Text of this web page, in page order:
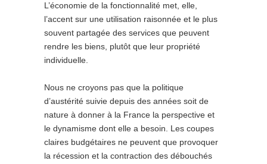
L’économie de la fonctionnalité met, elle,
l’accent sur une utilisation raisonnée et le plus
souvent partagée des services que peuvent
rendre les biens, plutôt que leur propriété
individuelle.
Nous ne croyons pas que la politique
d’austérité suivie depuis des années soit de
nature à donner à la France la perspective et
le dynamisme dont elle a besoin. Les coupes
claires budgétaires ne peuvent que provoquer
la récession et la contraction des débouchés